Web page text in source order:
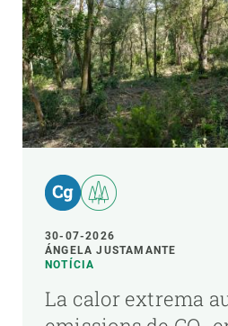
30-07-2026
ÁNGELA JUSTAMANTE
NOTÍCIA
La calor extrema